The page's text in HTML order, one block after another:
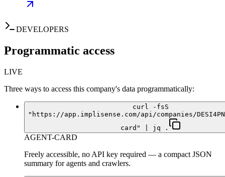
DEVELOPERS
Programmatic access
LIVE
Three ways to access this company's data programmatically:
curl -fsS
"https://app.implisense.com/api/companies/
card" | jq .
AGENT-CARD
Freely accessible, no API key required — a compact JSON
summary for agents and crawlers.